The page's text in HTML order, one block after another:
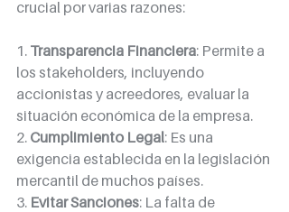
crucial por varias razones:
1. Transparencia Financiera: Permite a
los stakeholders, incluyendo
accionistas y acreedores, evaluar la
situación económica de la empresa.
2. Cumplimiento Legal: Es una
exigencia establecida en la legislación
mercantil de muchos países.
3. Evitar Sanciones: La falta de